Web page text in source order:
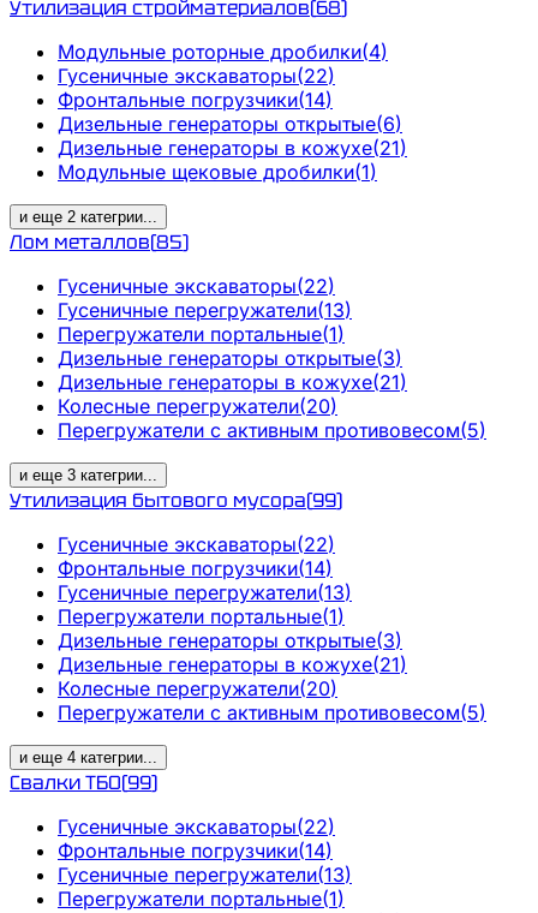
Утилизация стройматериалов(68)
Модульные роторные дробилки(4)
Гусеничные экскаваторы(22)
Фронтальные погрузчики(14)
Дизельные генераторы открытые(6)
Дизельные генераторы в кожухе(21)
Модульные щековые дробилки(1)
и еще 2 категрии...
Лом металлов(85)
Гусеничные экскаваторы(22)
Гусеничные перегружатели(13)
Перегружатели портальные(1)
Дизельные генераторы открытые(3)
Дизельные генераторы в кожухе(21)
Колесные перегружатели(20)
Перегружатели с активным противовесом(5)
и еще 3 категрии...
Утилизация бытового мусора(99)
Гусеничные экскаваторы(22)
Фронтальные погрузчики(14)
Гусеничные перегружатели(13)
Перегружатели портальные(1)
Дизельные генераторы открытые(3)
Дизельные генераторы в кожухе(21)
Колесные перегружатели(20)
Перегружатели с активным противовесом(5)
и еще 4 категрии...
Свалки ТБО(99)
Гусеничные экскаваторы(22)
Фронтальные погрузчики(14)
Гусеничные перегружатели(13)
Перегружатели портальные(1)